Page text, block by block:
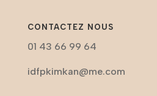
CONTACTEZ NOUS
01 43 66 99 64
idfpkimkan@me.com